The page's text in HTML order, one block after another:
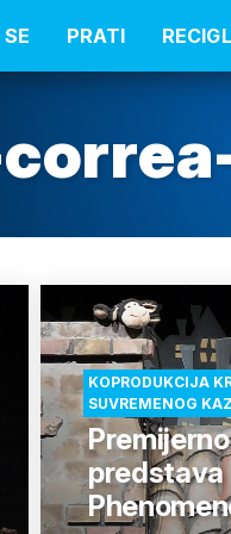
PRATI
KOPRODUKCIJA
SUVREMENOG
predstava